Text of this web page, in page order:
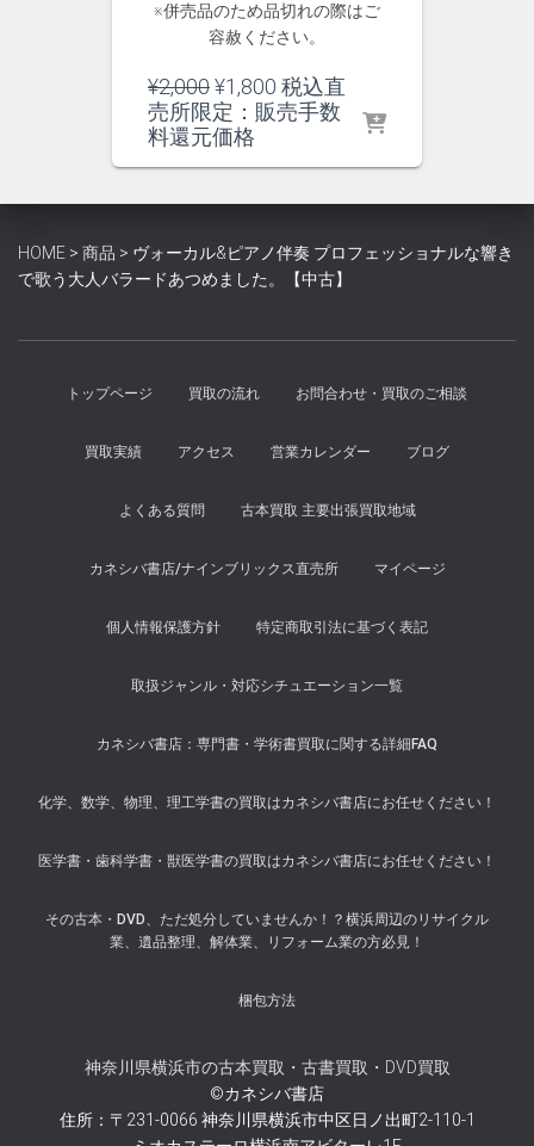
※併売品のため品切れの際はご
容赦ください。
¥2,000元
の
価
¥2,000
し
た。
¥1,800 現
在
は
で
す。
税込直
売所限定：販売手数
料還元価格
HOME > 商品 > ヴォーカル&ピアノ伴奏 プロフェッショナルな響き
で歌う大人バラードあつめました。【中古】
トップページ 買取の流れ お問合わせ・買取のご相談
買取実績 アクセス 営業カレンダー ブログ
よくある質問 古本買取 主要出張買取地域
カネシバ書店/ナインブリックス直売所 マイページ
個人情報保護方針 特定商取引法に基づく表記
取扱ジャンル・対応シチュエーション一覧
カネシバ書店：専門書・学術書買取に関する詳細FAQ
化学、数学、物理、理工学書の買取はカネシバ書店にお任せください！
医学書・歯科学書・獣医学書の買取はカネシバ書店にお任せください！
その古本・DVD、ただ処分していませんか！？横浜周辺のリサイクル
業、遺品整理、解体業、リフォーム業の方必見！
梱包方法
神奈川県横浜市の古本買取・古書買取・DVD買取
©カネシバ書店
住所：〒231-0066 神奈川県横浜市中区日ノ出町2-110-1